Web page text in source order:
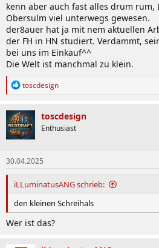
kenn aber auch fast alles drum rum,
Obersulm viel unterwegs gewesen.
der8auer hat ja mit nem aktuellen
der FH in HN studiert. Verdammt,
bei uns im Einkauf^^
Die Welt ist manchmal zu klein.
R
k
t
i
o
n
e
n
toscdesign
toscdesign
Enthusiast
30.04.2025
iLLuminatusANG schrieb:
den kleinen Schreihals
Wer ist das?